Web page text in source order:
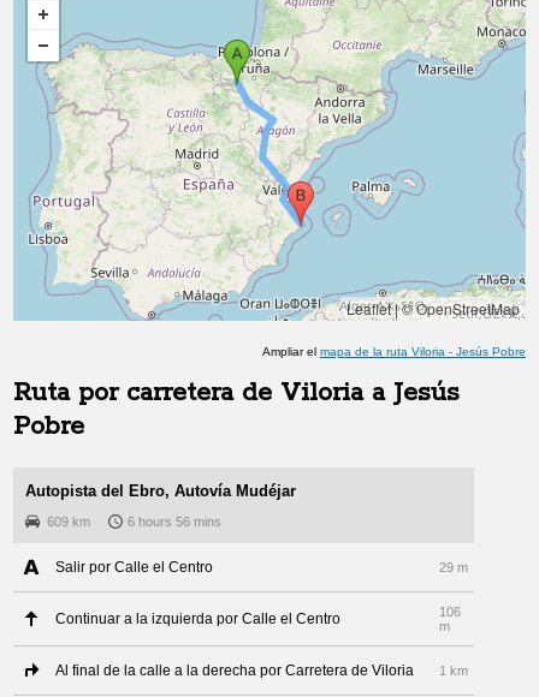
Leaflet|© OpenStreetMap
Ampliar el mapa de la ruta Viloria - Jesús Pobre
Ruta por carretera de ViloriaaJesús
Pobre
Autopista del Ebro, Autovía Mudéjar
609 km 6 hours 56 mins
Salir por Calle el Centro 29 m
Continuar a la izquierda por Calle el Centro
106
m
Al final de la calle a la derecha por Carretera de Viloria 1 km